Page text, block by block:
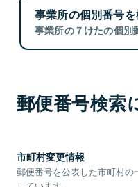
事業所の個別番号
事業所の７けたの個別
郵便番号検索
市町村変更情報
郵便番号を公表した市町村